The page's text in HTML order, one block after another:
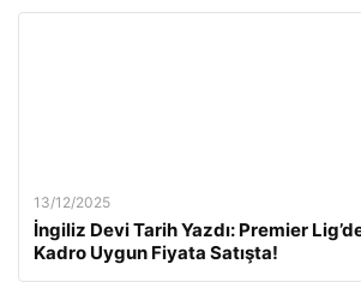
13/12/2025
İngiliz Devi Tarih Yazdı: Premier
Kadro Uygun Fiyata Satışta!